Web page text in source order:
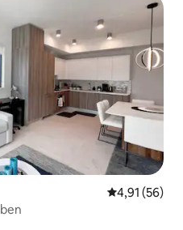
Átlagos
4,91 (56)